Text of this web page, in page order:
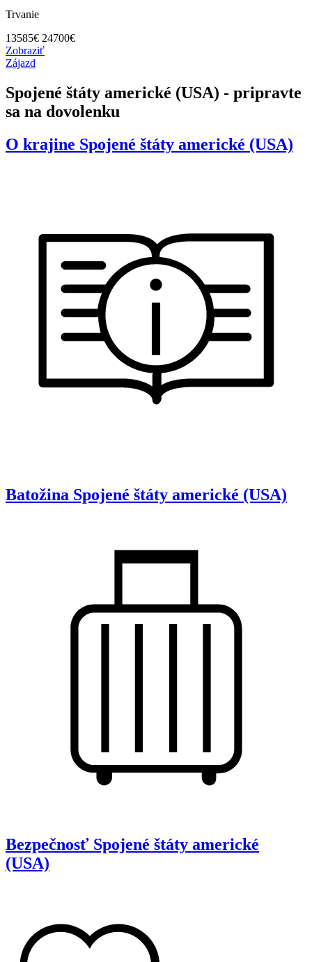
Trvanie
13585€ 24700€
Zobraziť
Zájazd
Spojené štáty americké (USA) - pripravte
sa na dovolenku
O krajine Spojené štáty americké (USA)
Batožina Spojené štáty americké (USA)
Bezpečnosť Spojené štáty americké
(USA)